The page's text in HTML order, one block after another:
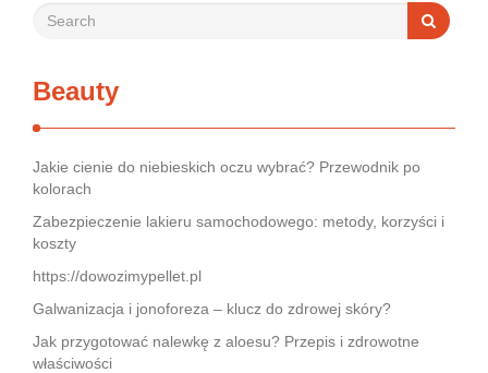
Beauty
Jakie cienie do niebieskich oczu wybrać? Przewodnik po
kolorach
Zabezpieczenie lakieru samochodowego: metody, korzyści i
koszty
https://dowozimypellet.pl
Galwanizacja i jonoforeza – klucz do zdrowej skóry?
Jak przygotować nalewkę z aloesu? Przepis i zdrowotne
właściwości